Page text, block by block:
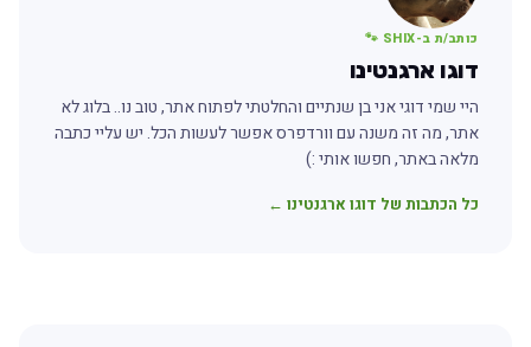
כותב/ת ב-SHIX 🐾
דוגו ארגנטינו
היי שמי דוגי אני בן שנתיים והחלטתי לפתוח אתר, טוב נו.. בלוג לא
אתר, מה זה משנה עם וורדפרס אפשר לעשות הכל. יש עליי כתבה
מלאה באתר, חפשו אותי :)
כל הכתבות של דוגו ארגנטינו ←